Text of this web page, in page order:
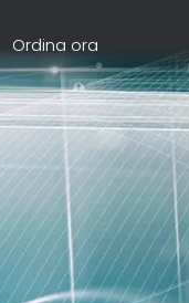
Ordina ora